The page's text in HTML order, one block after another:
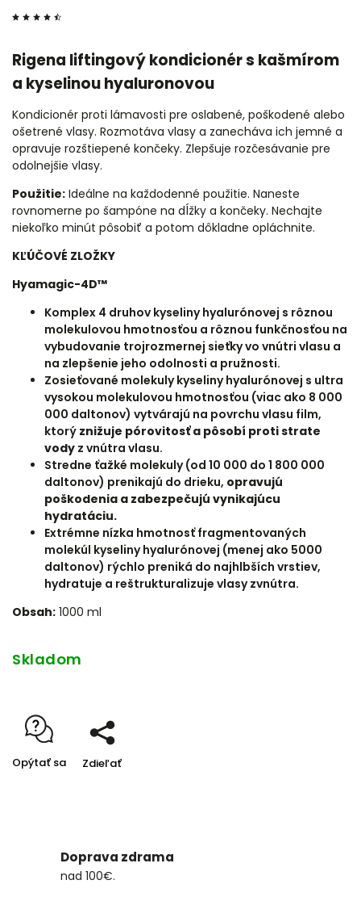
Rigena liftingový kondicionér s kašmírom
a kyselinou hyaluronovou
Kondicionér proti lámavosti pre oslabené, poškodené alebo
ošetrené vlasy. Rozmotáva vlasy a zanecháva ich jemné a
opravuje rozštiepené končeky. Zlepšuje rozčesávanie pre
odolnejšie vlasy.
Použitie: Ideálne na každodenné použitie. Naneste
rovnomerne po šampóne na dĺžky a končeky. Nechajte
niekoľko minút pôsobiť a potom dôkladne opláchnite.
KĽÚČOVÉ ZLOŽKY
Hyamagic-4D™
Komplex 4 druhov kyseliny hyalurónovej s rôznou
molekulovou hmotnosťou a rôznou funkčnosťou na
vybudovanie trojrozmernej sieťky vo vnútri vlasu a
na zlepšenie jeho odolnosti a pružnosti.
Zosieťované molekuly kyseliny hyalurónovej s ultra
vysokou molekulovou hmotnosťou (viac ako 8 000
000 daltonov) vytvárajú na povrchu vlasu film,
ktorý znižuje pórovitosť a pôsobí proti strate
vody z vnútra vlasu.
Stredne ťažké molekuly (od 10 000 do 1 800 000
daltonov) prenikajú do drieku, opravujú
poškodenia a zabezpečujú vynikajúcu
hydratáciu.
Extrémne nízka hmotnosť fragmentovaných
molekúl kyseliny hyalurónovej (menej ako 5000
daltonov) rýchlo preniká do najhlbších vrstiev,
hydratuje a reštrukturalizuje vlasy zvnútra.
Obsah: 1000 ml
Skladom
Opýtať sa Zdieľať
Doprava zdrama
nad 100€.